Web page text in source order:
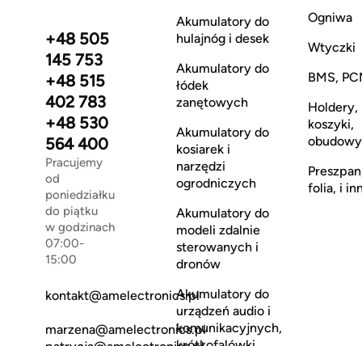
+48 505
145 753
+48 515
402 783
+48 530
564 400
Pracujemy
od
poniedziałku
do piątku
w godzinach
07:00-
15:00
kontakt@amelectronics.pl
marzena@amelectronics.pl
Akumulatory do
hulajnóg i desek
Akumulatory do
łódek
zanętowych
Akumulatory do
kosiarek i
narzędzi
ogrodniczych
Akumulatory do
modeli zdalnie
sterowanych i
dronów
Akumulatory do
urządzeń audio i
komunikacyjnych,
Ogniwa
Wtyczki
BMS,
Holdery,
koszyki,
obudowy
folia, i